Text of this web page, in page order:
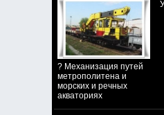
? Механизация путей
метрополитена и
морских и речных
акваториях